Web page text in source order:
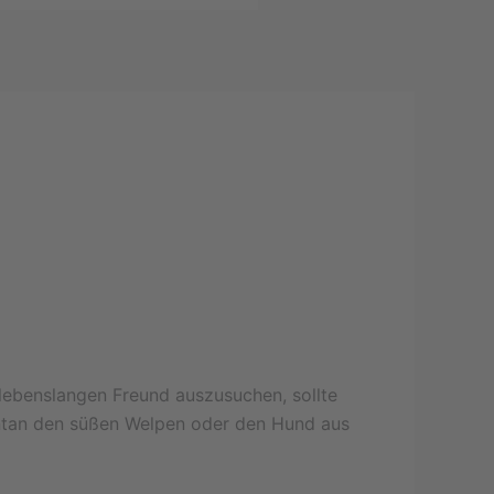
Freund auszusuchen, sollte
den süßen Welpen oder den Hund aus